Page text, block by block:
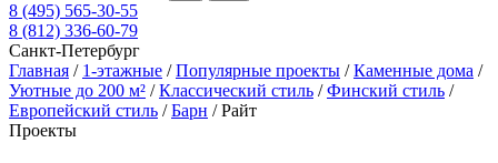
8 (495) 565-30-55
8 (812) 336-60-79
Санкт-Петербург
Главная / 1-этажные /Популярные проекты /Каменные дома /
Уютные до 200 м² /Классический стиль /Финский стиль /
Европейский стиль /Барн /Райт
Проекты